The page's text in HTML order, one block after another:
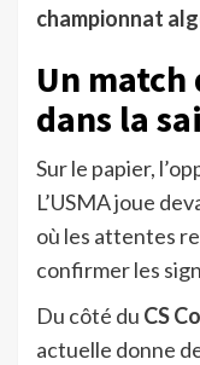
championnat
Un
dans la
Sur le papier,
L’USMA joue
où les attentes
confirmer les
Du côté du CS
actuelle donne